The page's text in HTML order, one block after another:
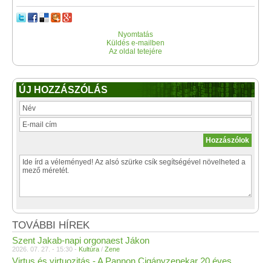
Nyomtatás
Küldés e-mailben
Az oldal tetejére
ÚJ HOZZÁSZÓLÁS
TOVÁBBI HÍREK
Szent Jakab-napi orgonaest Jákon
2026. 07. 27. - 15:30 - Kultúra / Zene
Virtus és virtuozitás - A Pannon Cigányzenekar 20 éves